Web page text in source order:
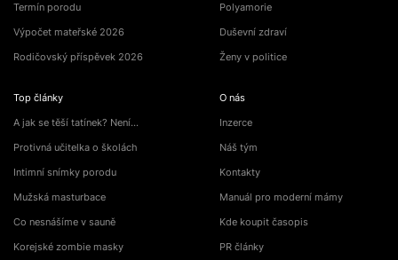
Termín porodu
Výpočet mateřské 2026
Rodičovský příspěvek 2026
Top články
A jak se těší tatínek? Není…
Protivná učitelka o školách
Intimní snímky porodu
Mužská masturbace
Co nesnášíme v sauně
Korejské zombie masky
Polyamorie
Duševní zdraví
Ženy v politice
O nás
Inzerce
Náš tým
Kontakty
Manuál pro moderní mámy
Kde koupit časopis
PR články